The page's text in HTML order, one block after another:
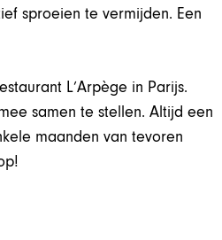
sproeien te vermijden. Een
L’Arpège in Parijs.
samen te stellen. Altijd een
maanden van tevoren